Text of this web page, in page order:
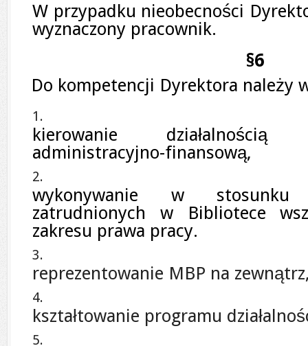
W przypadku nieobecności
wyznaczony pracownik.
§6
Do kompetencji Dyrektora należy
kierowanie
administracyjno-finansową,
wykonywanie w
zatrudnionych w Bibliotece
zakresu prawa pracy.
reprezentowanie MBP na
kształtowanie programu